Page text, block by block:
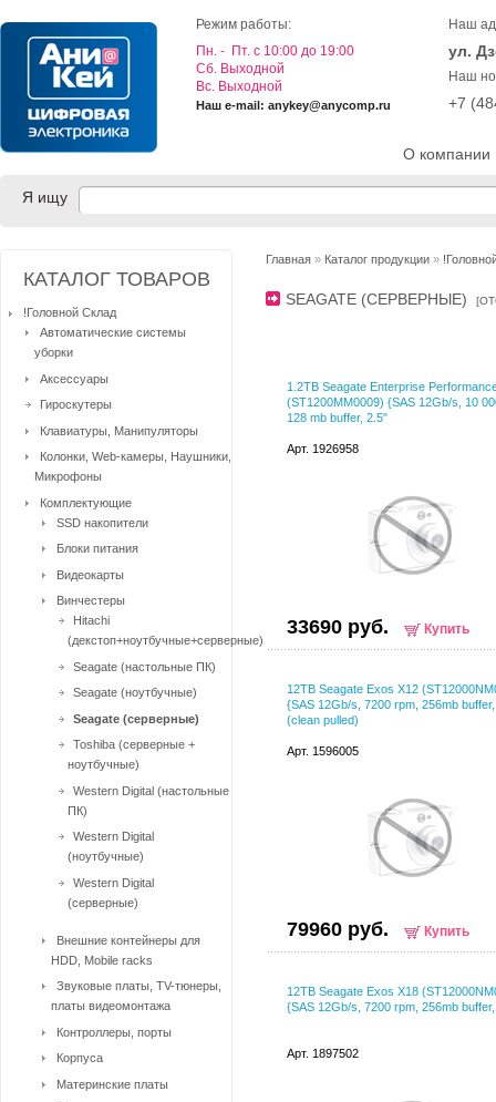
О компании
Режим работы:
Пн. - Пт. с 10:00 до 19:00
Cб. Выходной
Вс. Выходной
Наш e-mail: anykey@anycomp.ru
Наш
ул.
Наш
+7
Я ищу
Главная » Каталог продукции »
SEAGATE (СЕРВЕРНЫЕ) [
1.2TB Seagate Enterprise
(ST1200MM0009) {SAS 12Gb/s, 10
128 mb buffer, 2.5"
Арт. 1926958
33690 руб. Купить
12TB Seagate Exos X12
{SAS 12Gb/s, 7200 rpm, 256mb
(clean pulled)
Арт. 1596005
79960 руб. Купить
12TB Seagate Exos X18
{SAS 12Gb/s, 7200 rpm, 256mb
Арт. 1897502
КАТАЛОГ ТОВАРОВ
!Головной Склад
Автоматические системы
уборки
Аксессуары
Гироскутеры
Клавиатуры, Манипуляторы
Колонки, Web-камеры, Наушники,
Микрофоны
Комплектующие
SSD накопители
Блоки питания
Видеокарты
Винчестеры
Hitachi
(декстоп+ноутбучные+серверные)
Seagate (настольные ПК)
Seagate (ноутбучные)
Seagate (серверные)
Toshiba (серверные +
ноутбучные)
Western Digital (настольные
ПК)
Western Digital
(ноутбучные)
Western Digital
(серверные)
Внешние контейнеры для
HDD, Mobile racks
Звуковые платы, TV-тюнеры,
платы видеомонтажа
Контроллеры, порты
Корпуса
Материнские платы